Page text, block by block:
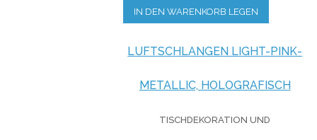
IN DEN WARENKORB LEGEN
LUFTSCHLANGEN LIGHT-PINK-
METALLIC, HOLOGRAFISCH
TISCHDEKORATION UND